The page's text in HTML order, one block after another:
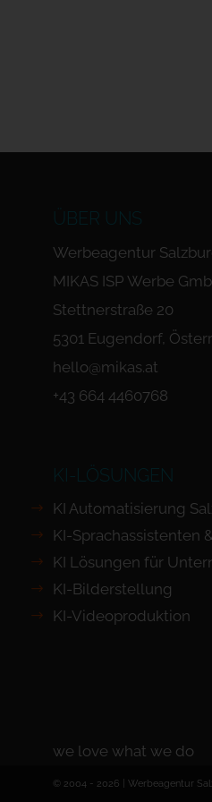
ÜBER UNS
Werbeagentur
MIKAS ISP Werbe
Stettnerstraße 20
5301 Eugendorf,
hello@mikas.at
+43 664 4460768
KI-LÖSUNGEN
KI Automatisierung
KI-Sprachassistenten
KI Lösungen für
KI-Bilderstellung
KI-Videoproduktion
we love what we do
© 2004 - 2026 | Werbeagentur